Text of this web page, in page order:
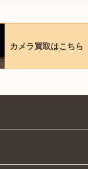
カメラ買取はこちら